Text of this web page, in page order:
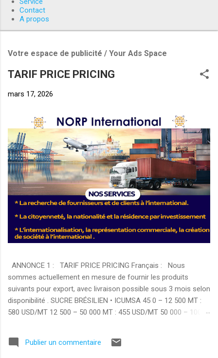
Contact
A propos
Votre espace de publicité / Your Ads Space
TARIF PRICE PRICING
mars 17, 2026
ANNONCE 1 : TARIF PRICE PRICING Français : Nous
sommes actuellement en mesure de fournir les produits
suivants pour export, avec livraison possible sous 3 mois selon
disponibilité . SUCRE BRÉSILIEN • ICUMSA 45 0 – 12 500 MT :
580 USD/MT 12 500 – 50 000 MT : 455 USD/MT 50 000 – 100
600–1200 0 – 12 500 MT : 535 USD/MT 12 500 – 50 000 MT :
425 USD/MT 50 000 – 100 000 MT : 395 USD/MT +100 000 MT :
Publier un commentaire